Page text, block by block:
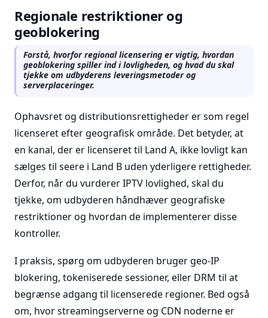
Regionale restriktioner og
geoblokering
Forstå, hvorfor regional licensering er vigtig, hvordan
geoblokering spiller ind i lovligheden, og hvad du skal
tjekke om udbyderens leveringsmetoder og
serverplaceringer.
Ophavsret og distributionsrettigheder er som regel
licenseret efter geografisk område. Det betyder, at
en kanal, der er licenseret til Land A, ikke lovligt kan
sælges til seere i Land B uden yderligere rettigheder.
Derfor, når du vurderer IPTV lovlighed, skal du
tjekke, om udbyderen håndhæver geografiske
restriktioner og hvordan de implementerer disse
kontroller.
I praksis, spørg om udbyderen bruger geo-IP
blokering, tokeniserede sessioner, eller DRM til at
begrænse adgang til licenserede regioner. Bed også
om, hvor streamingserverne og CDN noderne er